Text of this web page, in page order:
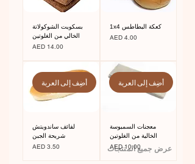
عرض جميع المنتجات
كعكة البطاطس 1x4
السعر
AED 4.00
بسكويت الشوكولاتة
الخالي من الغلوتين
السعر
AED 14.00
أضِف إلى العربة
معجنات السمبوسة
الخالية من الغلوتين
السعر
AED 10.00
أضِف إلى العربة
لفائف ساندويتش
شريحة الجبن
السعر
AED 3.50